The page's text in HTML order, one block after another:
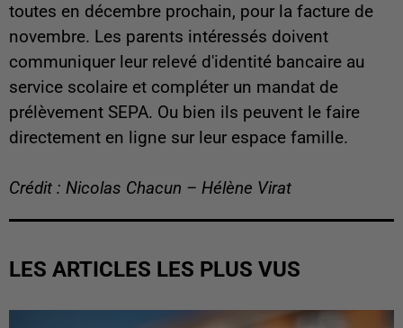
toutes en décembre prochain, pour la facture de
novembre. Les parents intéressés doivent
communiquer leur relevé d'identité bancaire au
service scolaire et compléter un mandat de
prélèvement SEPA. Ou bien ils peuvent le faire
directement en ligne sur leur espace famille.
Crédit : Nicolas Chacun – Hélène Virat
LES ARTICLES LES PLUS VUS